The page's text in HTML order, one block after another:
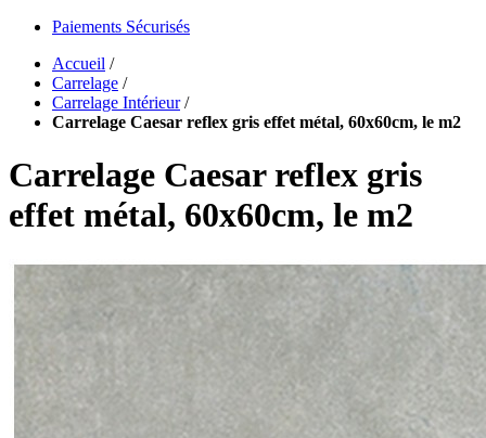
Paiements Sécurisés
Accueil /
Carrelage /
Carrelage Intérieur /
Carrelage Caesar reflex gris effet métal, 60x60cm, le m2
Carrelage Caesar reflex gris
effet métal, 60x60cm, le m2